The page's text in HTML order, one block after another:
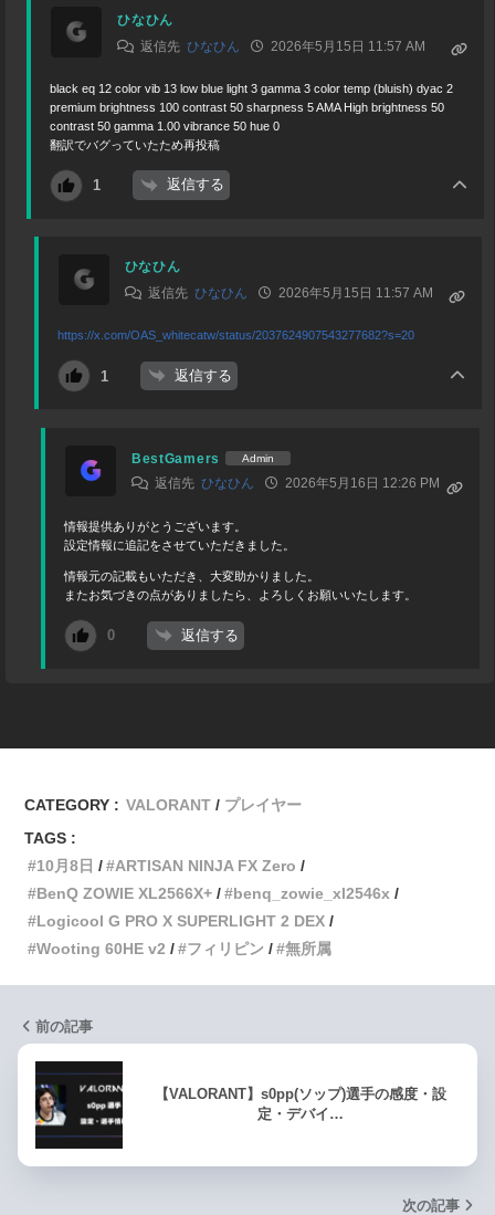
ひなひん
返信先ひなひん 2026年5月15日 11:57 AM
black eq 12 color vib 13 low blue light 3 gamma 3 color temp (bluish) dyac 2
premium brightness 100 contrast 50 sharpness 5 AMA High brightness 50
contrast 50 gamma 1.00 vibrance 50 hue 0
翻訳でバグっていたため再投稿
1 返信する
ひなひん
返信先 ひなひん 2026年5月15日 11:57 AM
https://x.com/OAS_whitecatw/status/2037624907543277682?s=20
1 返信する
BestGamers Admin
返信先 ひなひん 2026年5月16日 12:26 PM
情報提供ありがとうございます。
設定情報に追記をさせていただきました。
情報元の記載もいただき、大変助かりました。
またお気づきの点がありましたら、よろしくお願いいたします。
0 返信する
CATEGORY : VALORANT
プレイヤー
TAGS :
10月8日
ARTISAN NINJA FX Zero
BenQ ZOWIE XL2566X+
benq_zowie_xl2546x
Logicool G PRO X SUPERLIGHT 2 DEX
Wooting 60HE v2
フィリピン 無所属
前の記事
【VALORANT】s0pp(ソップ)選手の感度・設
定・デバイ…
次の記事